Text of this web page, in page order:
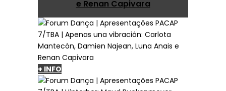
e Renan Capivara
+ INFO